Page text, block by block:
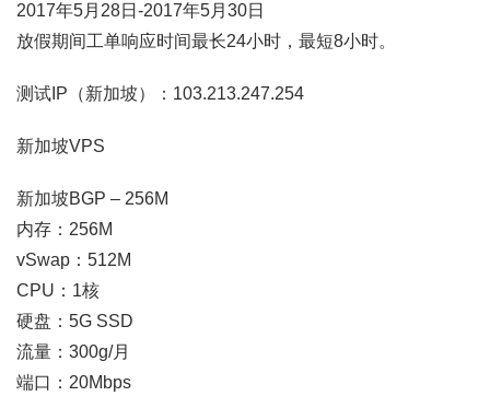
2017年5月28日-2017年5月30日
放假期间工单响应时间最长24小时，最短8小时。
测试IP（新加坡）：103.213.247.254
新加坡VPS
新加坡BGP – 256M
内存：256M
vSwap：512M
CPU：1核
硬盘：5G SSD
流量：300g/月
端口：20Mbps